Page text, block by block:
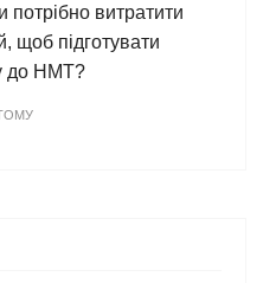
потрібно витратити
щоб підготувати
до НМТ?